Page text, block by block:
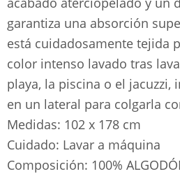
garantiza una absorción
está cuidadosamente tejida
color intenso lavado tras
playa, la piscina o el jacuzzi,
en un lateral para colgarla
Medidas: 102 x 178 cm
Cuidado: Lavar a máquina
Composición: 100%